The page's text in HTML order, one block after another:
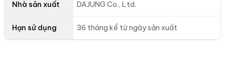
Nhà sản xuất DAJUNG Co., Ltd.
Hạn sử dụng 36 tháng kể từ ngày sản xuất